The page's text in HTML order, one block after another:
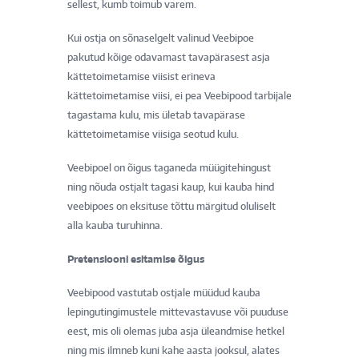
sellest, kumb toimub varem.
Kui ostja on sõnaselgelt valinud Veebipoe
pakutud kõige odavamast tavapärasest asja
kättetoimetamise viisist erineva
kättetoimetamise viisi, ei pea Veebipood tarbijale
tagastama kulu, mis ületab tavapärase
kättetoimetamise viisiga seotud kulu.
Veebipoel on õigus taganeda müügitehingust
ning nõuda ostjalt tagasi kaup, kui kauba hind
veebipoes on eksituse tõttu märgitud oluliselt
alla kauba turuhinna.
Pretensiooni esitamise õigus
Veebipood vastutab ostjale müüdud kauba
lepingutingimustele mittevastavuse või puuduse
eest, mis oli olemas juba asja üleandmise hetkel
ning mis ilmneb kuni kahe aasta jooksul, alates